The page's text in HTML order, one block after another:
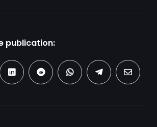
publication: